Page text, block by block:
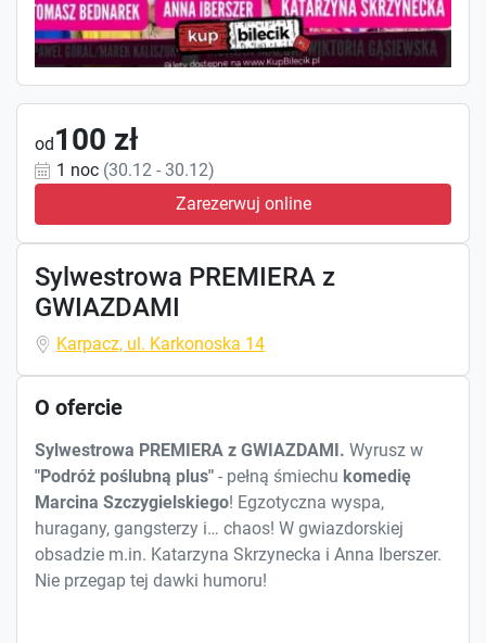
od100 zł
1 noc (30.12 - 30.12)
Zarezerwuj online
Sylwestrowa PREMIERA z
GWIAZDAMI
Karpacz, ul. Karkonoska 14
O ofercie
Sylwestrowa PREMIERA z GWIAZDAMI. Wyrusz w
"Podróż poślubną plus" - pełną śmiechu komedię
Marcina Szczygielskiego! Egzotyczna wyspa,
huragany, gangsterzy i… chaos! W gwiazdorskiej
obsadzie m.in. Katarzyna Skrzynecka i Anna Iberszer.
Nie przegap tej dawki humoru!